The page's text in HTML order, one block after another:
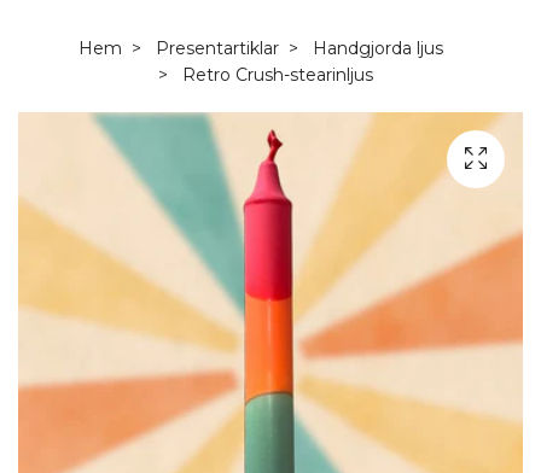
Hem Presentartiklar
Handgjorda ljus
Retro Crush-stearinljus